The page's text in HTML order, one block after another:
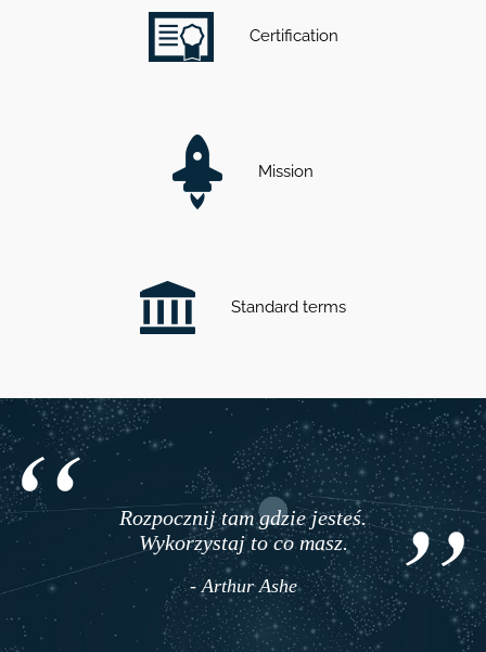
Certification
Mission
Standard terms
Rozpocznij tam gdzie jesteś.
Wykorzystaj to co masz.
- Arthur Ashe